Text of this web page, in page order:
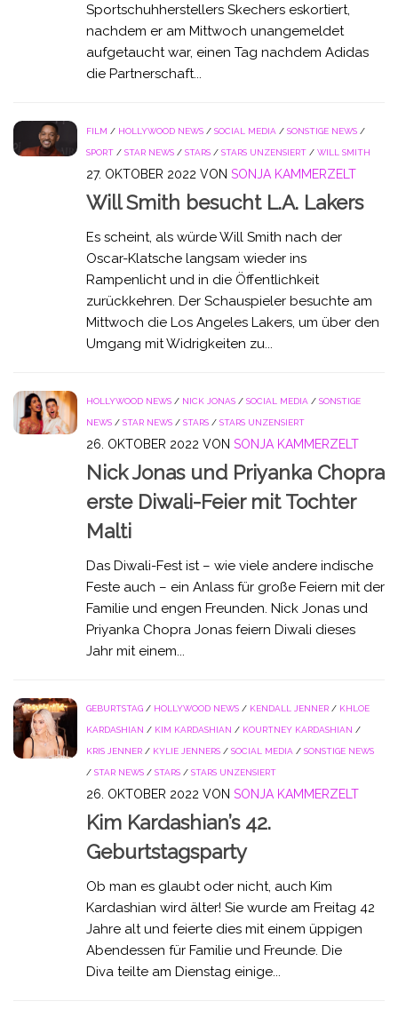
Sportschuhherstellers Skechers eskortiert,
nachdem er am Mittwoch unangemeldet
aufgetaucht war, einen Tag nachdem Adidas
die Partnerschaft...
FILM / HOLLYWOOD NEWS / SOCIAL MEDIA / SONSTIGE NEWS /
SPORT / STAR NEWS / STARS / STARS UNZENSIERT / WILL SMITH
27. OKTOBER 2022 VON SONJA KAMMERZELT
Will Smith besucht L.A. Lakers
Es scheint, als würde Will Smith nach der
Oscar-Klatsche langsam wieder ins
Rampenlicht und in die Öffentlichkeit
zurückkehren. Der Schauspieler besuchte am
Mittwoch die Los Angeles Lakers, um über den
Umgang mit Widrigkeiten zu...
HOLLYWOOD NEWS / NICK JONAS / SOCIAL MEDIA / SONSTIGE
NEWS / STAR NEWS / STARS / STARS UNZENSIERT
26. OKTOBER 2022 VON SONJA KAMMERZELT
Nick Jonas und Priyanka Chopra
erste Diwali-Feier mit Tochter
Malti
Das Diwali-Fest ist – wie viele andere indische
Feste auch – ein Anlass für große Feiern mit der
Familie und engen Freunden. Nick Jonas und
Priyanka Chopra Jonas feiern Diwali dieses
Jahr mit einem...
GEBURTSTAG / HOLLYWOOD NEWS / KENDALL JENNER / KHLOE
KARDASHIAN / KIM KARDASHIAN / KOURTNEY KARDASHIAN /
KRIS JENNER / KYLIE JENNERS / SOCIAL MEDIA / SONSTIGE NEWS
/ STAR NEWS / STARS / STARS UNZENSIERT
26. OKTOBER 2022 VON SONJA KAMMERZELT
Kim Kardashian’s 42.
Geburtstagsparty
Ob man es glaubt oder nicht, auch Kim
Kardashian wird älter! Sie wurde am Freitag 42
Jahre alt und feierte dies mit einem üppigen
Abendessen für Familie und Freunde. Die
Diva teilte am Dienstag einige...